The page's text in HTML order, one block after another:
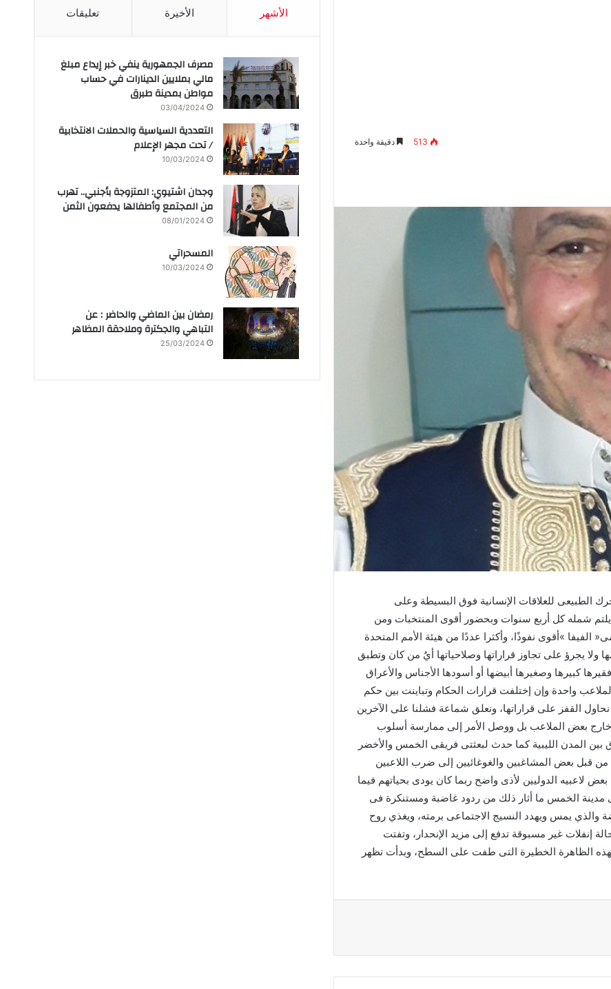
513 دقيقة واحدة
‬والمغلوبة‭ ‬على‭ ‬أمرها‭! ‬لا‭ ‬سلطان‭ ‬على‭ ‬‮«‬الفيفا‮»‬‭ ‬إلا‭ ‬‮«‬الفيفا‭ ‬‮»‬نفسها‭ ‬ولا‭ ‬يجرؤ‭ ‬على‭ ‬تجاوز‭ ‬قراراتها‭ ‬وصلاحياتها‭ ‬أيٌ‭ ‬من‭ ‬كان‭ ‬وتطبق‭
‬بحزم‭ ‬وشدة‭ ‬وصرامة‭ ‬على‭ ‬المخالفين‭! ‬لا‭ ‬فرق‭ ‬بين‭ ‬الدول‭ ‬غنيها‭ ‬وفقيرها‭ ‬كبيرها‭ ‬وصغيرها‭ ‬أبيضها‭ ‬أو‭ ‬أسودها‭ ‬الأجناس‭ ‬والأعراق‭
الأشهر الأخيرة تعليقات
مصرف الجمهورية ينفي خبر إيداع مبلغ
مالي بملايين الدينارات في حساب
مواطن بمدينة طبرق
03/04/2024
التعددية السياسية والحملات الانتخابية
/ تحت مجهر الإعلام
10/03/2024
وجدان اشتيوي: المتزوجة بأجنبي.. تهرب
من المجتمع وأطفالها يدفعون الثمن
08/01/2024
المسحراتي
10/03/2024
رمضان بين الماضي والحاضر : عن
التباهي والجكترة وملاحقة المظاهر
25/03/2024